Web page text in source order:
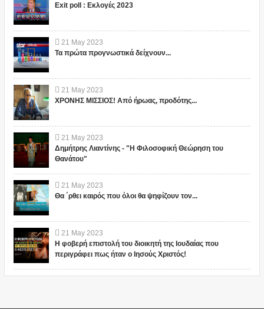
Exit poll : Εκλογές 2023
21 May 2023
Τα πρώτα προγνωστικά δείχνουν...
21 May 2023
ΧΡΟΝΗΣ ΜΙΣΣΙΟΣ! Από ήρωας, προδότης...
21 May 2023
Δημήτρης Λιαντίνης - "Η Φιλοσοφική Θεώρηση του
Θανάτου"
21 May 2023
Θα ΄ρθει καιρός που όλοι θα ψηφίζουν τον...
21 May 2023
Η φοβερή επιστολή του διοικητή της Ιουδαίας που
περιγράφει πως ήταν ο Ιησούς Χριστός!